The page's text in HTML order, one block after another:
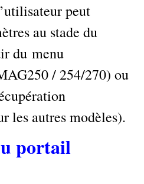
peut
au stade du
du menu
/ 254/270) ou
les autres modèles).
portail